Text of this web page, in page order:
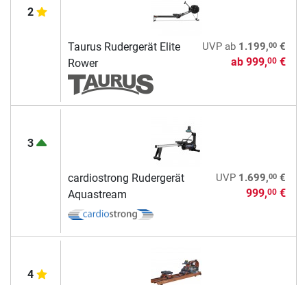
2
Taurus Rudergerät Elite
Rower
UVPab 1.199,00€
ab 999,00€
3
cardiostrong Rudergerät
Aquastream
UVP 1.699,00€
999,00€
4